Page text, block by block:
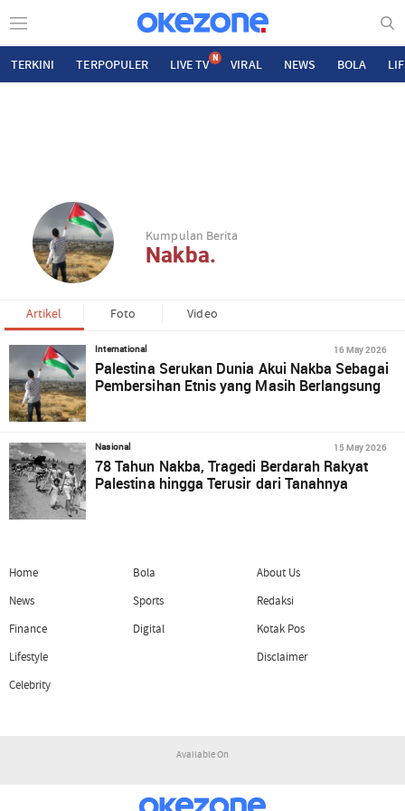
TERKINI TERPOPULER LIVE TV N VIRAL NEWS BOLA
Kumpulan Berita
Nakba.
Artikel Foto Video
International 16 May 2026
Palestina Serukan Dunia Akui Nakba Sebagai
Pembersihan Etnis yang Masih Berlangsung
Nasional 15 May 2026
78 Tahun Nakba, Tragedi Berdarah Rakyat
Palestina hingga Terusir dari Tanahnya
Home
News
Finance
Lifestyle
Celebrity
Bola
Sports
Digital
About Us
Redaksi
Kotak Pos
Disclaimer
Available On